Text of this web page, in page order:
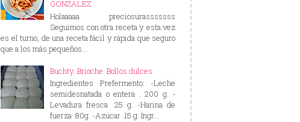
GONZÁLEZ
Holaaaaa preciosurasssssss
Seguimos con otra receta y esta vez
es el turno, de una receta fácil y rápida que seguro
que a los más pequeños...
Buchty. Brioche. Bollos dulces
Ingredientes Prefermento: -Leche
semidesnatada o entera . 200 g. -
Levadura fresca .25 g. -Harina de
fuerza .80g. -Azúcar .15 g. Ingr...